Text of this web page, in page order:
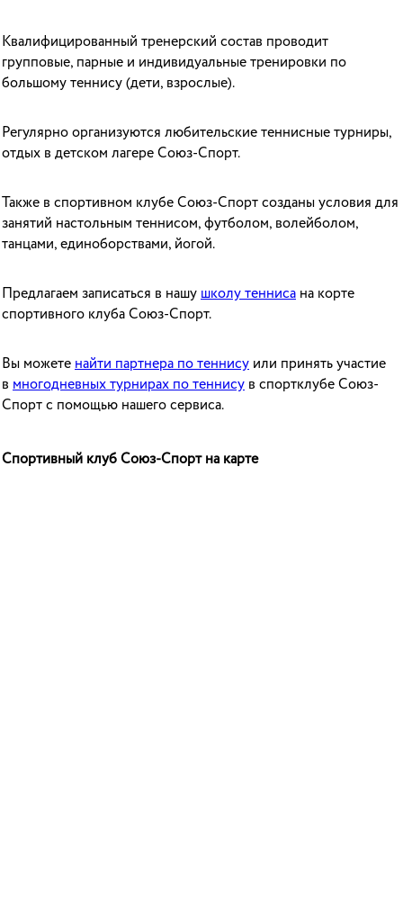
Квалифицированный тренерский состав проводит
групповые, парные и индивидуальные тренировки по
большому теннису (дети, взрослые).
Регулярно организуются любительские теннисные турниры,
отдых в детском лагере Союз-Спорт.
Также в спортивном клубе Союз-Спорт созданы условия для
занятий настольным теннисом, футболом, волейболом,
танцами, единоборствами, йогой.
Предлагаем записаться в нашу школу тенниса на корте
спортивного клуба Союз-Спорт.
Вы можете найти партнера по теннису или принять участие
в многодневных турнирах по теннису в спортклубе Союз-
Спорт с помощью нашего сервиса.
Спортивный клуб Союз-Спорт на карте